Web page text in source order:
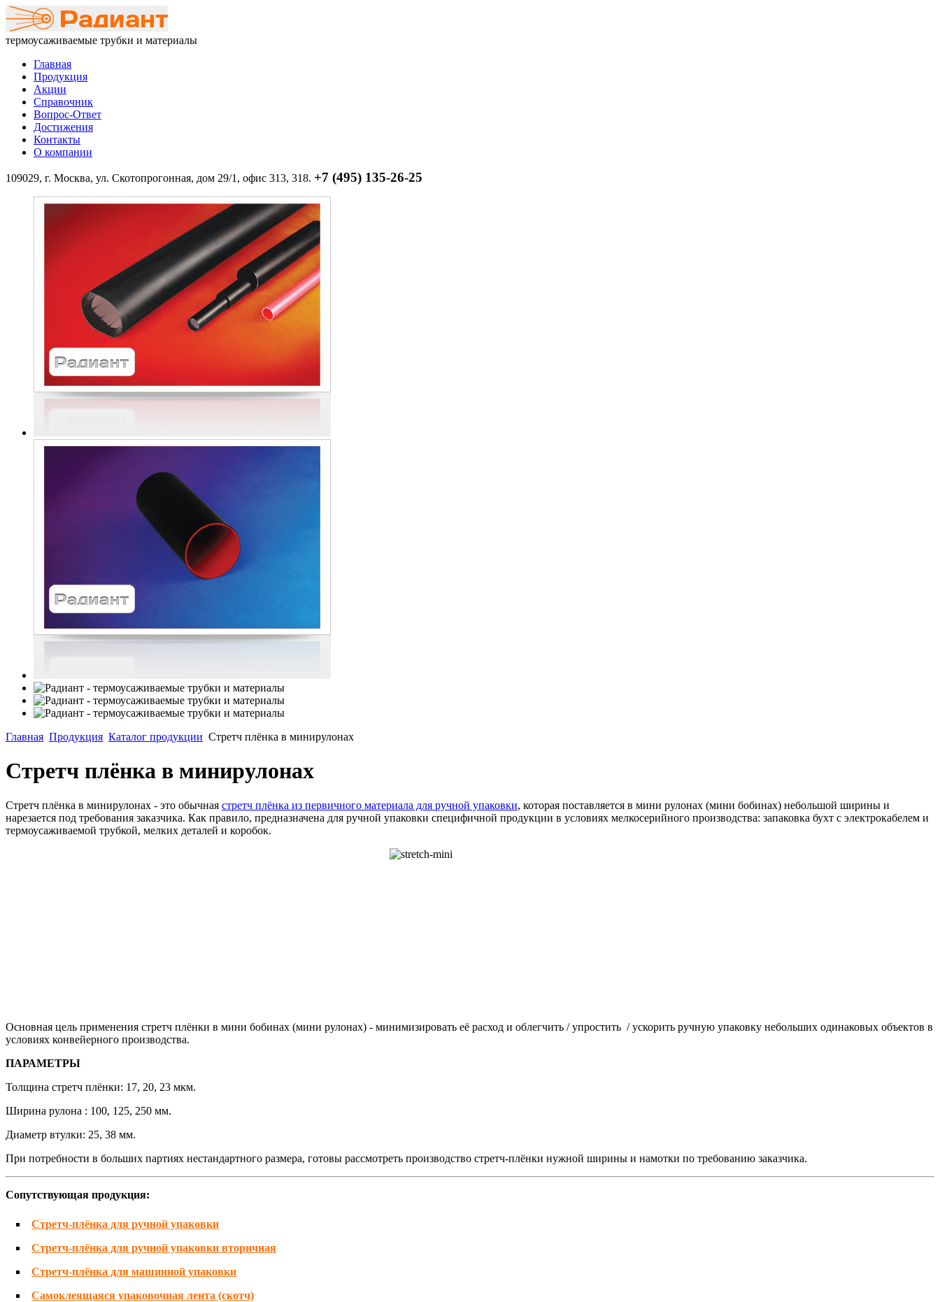
термоусаживаемые трубки и материалы
Главная
Продукция
Акции
Справочник
Вопрос-Ответ
Достижения
Контакты
О компании
109029, г. Москва, ул. Скотопрогонная, дом 29/1, офис 313, 318. +7 (495) 135-26-25
Главная Продукция Каталог продукции Стретч плёнка в минирулонах
Стретч плёнка в минирулонах
Стретч плёнка в минирулонах - это обычная стретч плёнка из первичного материала для ручной упаковки, которая поставляется в мини рулонах (мини бобинах) небольшой ширины и
нарезается под требования заказчика. Как правило, предназначена для ручной упаковки специфичной продукции в условиях мелкосерийного производства: запаковка бухт с электрокабелем и
термоусаживаемой трубкой, мелких деталей и коробок.
Основная цель применения стретч плёнки в мини бобинах (мини рулонах) - минимизировать её расход и облегчить / упростить / ускорить ручную упаковку небольших одинаковых объектов в
условиях конвейерного производства.
ПАРАМЕТРЫ
Толщина стретч плёнки: 17, 20, 23 мкм.
Ширина рулона : 100, 125, 250 мм.
Диаметр втулки: 25, 38 мм.
При потребности в больших партиях нестандартного размера, готовы рассмотреть производство стретч-плёнки нужной ширины и намотки по требованию заказчика.
Cопутствующая продукция:
Стретч-плёнка для ручной упаковки
Стретч-плёнка для ручной упаковки вторичная
Стретч-плёнка для машинной упаковки
Самоклеящаяся упаковочная лента (скотч)